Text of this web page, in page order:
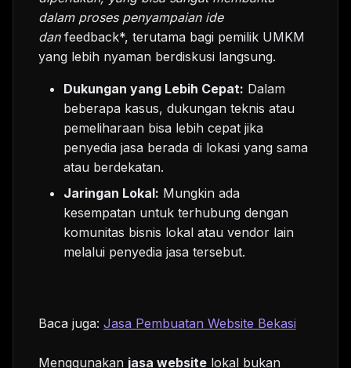
dalam proses penyampaian ide
dan feedback*, terutama bagi pemilik UMKM
yang lebih nyaman berdiskusi langsung.
Dukungan yang Lebih Cepat: Dalam
beberapa kasus, dukungan teknis atau
pemeliharaan bisa lebih cepat jika
penyedia jasa berada di lokasi yang sama
atau berdekatan.
Jaringan Lokal: Mungkin ada
kesempatan untuk terhubung dengan
komunitas bisnis lokal atau vendor lain
melalui penyedia jasa tersebut.
Baca juga: Jasa Pembuatan Website Bekasi
Menggunakan jasa website lokal bukan